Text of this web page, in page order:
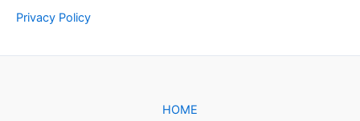
Privacy Policy
HOME